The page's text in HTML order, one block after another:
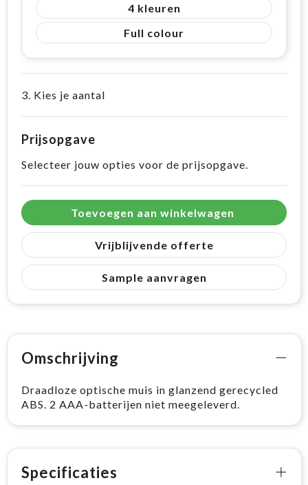
4
Full colour
3. Kies je aantal
Prijsopgave
Selecteer jouw opties voor de prijsopgave.
Toevoegen aan winkelwagen
Vrijblijvende offerte
Sample aanvragen
Omschrijving
Draadloze optische muis in glanzend gerecycled
ABS. 2 AAA-batterijen niet meegeleverd.
Specificaties